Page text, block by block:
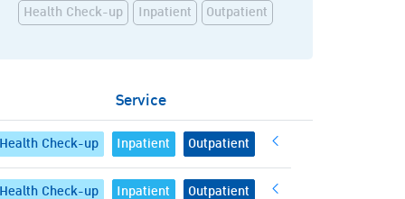
Health Check-up Inpatient Outpatient
Service
Health Check-up Inpatient Outpatient
Health Check-up Inpatient Outpatient